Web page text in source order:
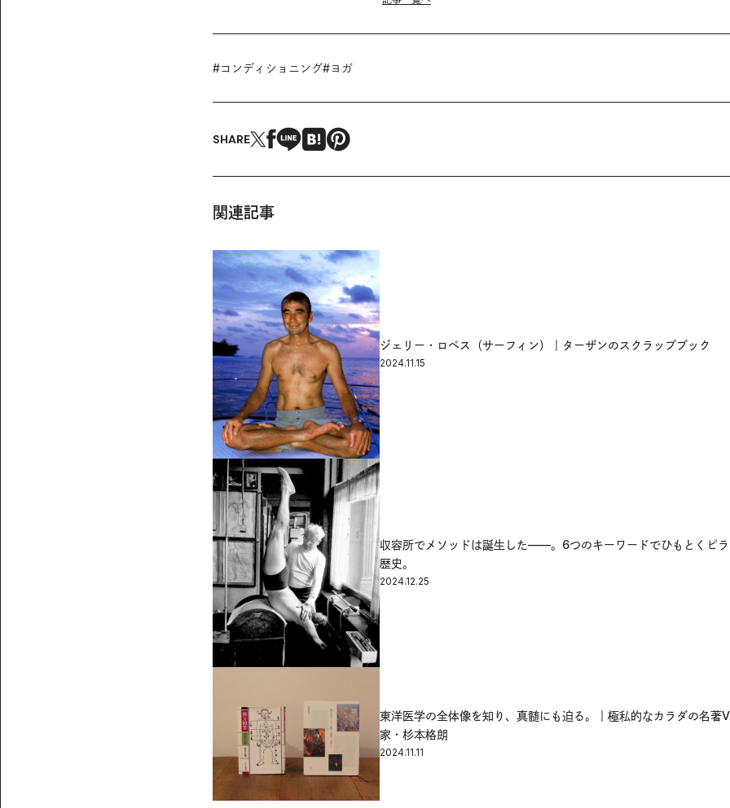
#コンディショニング#ヨガ
SHARE
関連記事
ジェリー・ロペス（サーフィン）｜ターザンのスクラップブック
2024.11.15
収容所でメソッドは誕生した——。6つのキーワードでひもとくピ
歴史。
2024.12.25
東洋医学の全体像を知り、真髄にも迫る。｜極私的なカラダの名著
家・杉本格朗
2024.11.11